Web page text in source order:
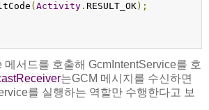
( Activity . RESULT_OK);
메서드를 호출해 GcmIntentService를 호
는GCM 메시지를 수신하면
를 실행하는 역할만 수행한다고 보